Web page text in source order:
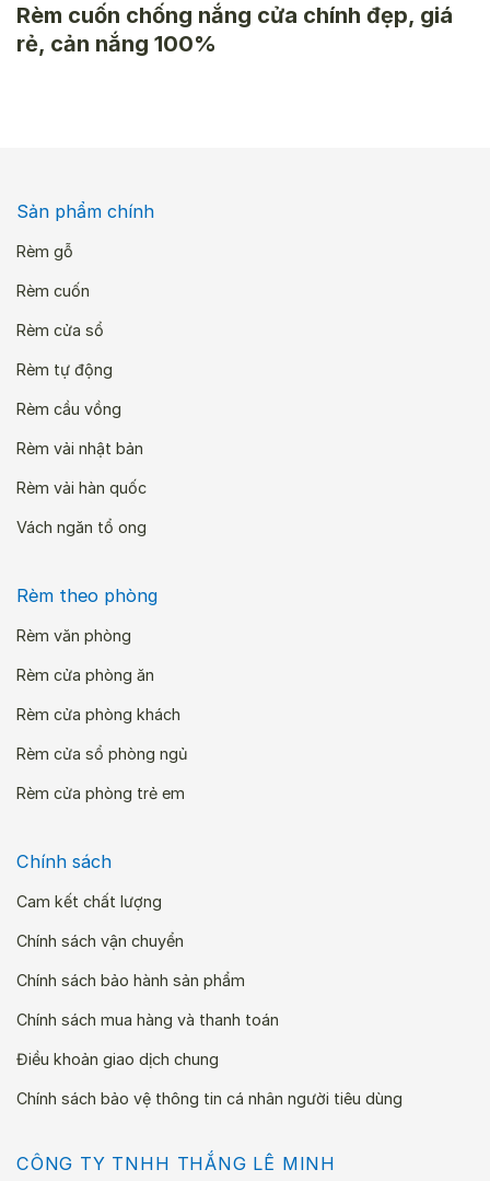
Rèm cuốn chống nắng cửa chính đẹp, giá
rẻ, cản nắng 100%
Sản phẩm chính
Rèm gỗ
Rèm cuốn
Rèm cửa sổ
Rèm tự động
Rèm cầu vồng
Rèm vải nhật bản
Rèm vải hàn quốc
Vách ngăn tổ ong
Rèm theo phòng
Rèm văn phòng
Rèm cửa phòng ăn
Rèm cửa phòng khách
Rèm cửa sổ phòng ngủ
Rèm cửa phòng trẻ em
Chính sách
Cam kết chất lượng
Chính sách vận chuyển
Chính sách bảo hành sản phẩm
Chính sách mua hàng và thanh toán
Điều khoản giao dịch chung
Chính sách bảo vệ thông tin cá nhân người tiêu dùng
CÔNG TY TNHH THẮNG LÊ MINH